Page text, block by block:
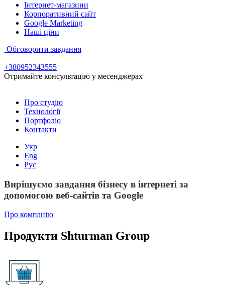
Інтернет-магазини
Корпоративний сайт
Google Marketing
Наші ціни
Обговорити завдання
+380952343555
Отримайте консультацію у месенджерах
Про студію
Технології
Портфоліо
Контакти
Укр
Eng
Рус
Вирішуємо завдання бізнесу в інтернеті за
допомогою веб-сайтів та Google
Про компанію
Продукти Shturman Group